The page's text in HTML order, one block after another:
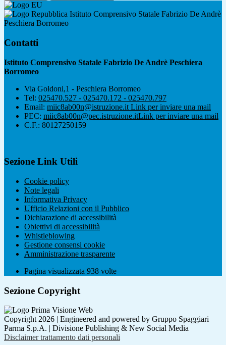
Istituto Comprensivo Statale Fabrizio De Andrè
Peschiera Borromeo
Contatti
Istituto Comprensivo Statale Fabrizio De Andrè Peschiera
Borromeo
Via Goldoni,1 - Peschiera Borromeo
Tel: 025470.527 - 025470.172 - 025470.797
Email: miic8ab00n@istruzione.it Link per inviare una mail
PEC: miic8ab00n@pec.istruzione.itLink per inviare una mail
C.F.: 80127250159
Sezione Link Utili
Cookie policy
Note legali
Informativa Privacy
Ufficio Relazioni con il Pubblico
Dichiarazione di accessibilità
Obiettivi di accessibilità
Whistleblowing
Gestione consensi cookie
Amministrazione trasparente
Pagina visualizzata 938 volte
Sezione Copyright
Copyright 2026 | Engineered and powered by Gruppo Spaggiari
Parma S.p.A. | Divisione Publishing & New Social Media
Disclaimer trattamento dati personali